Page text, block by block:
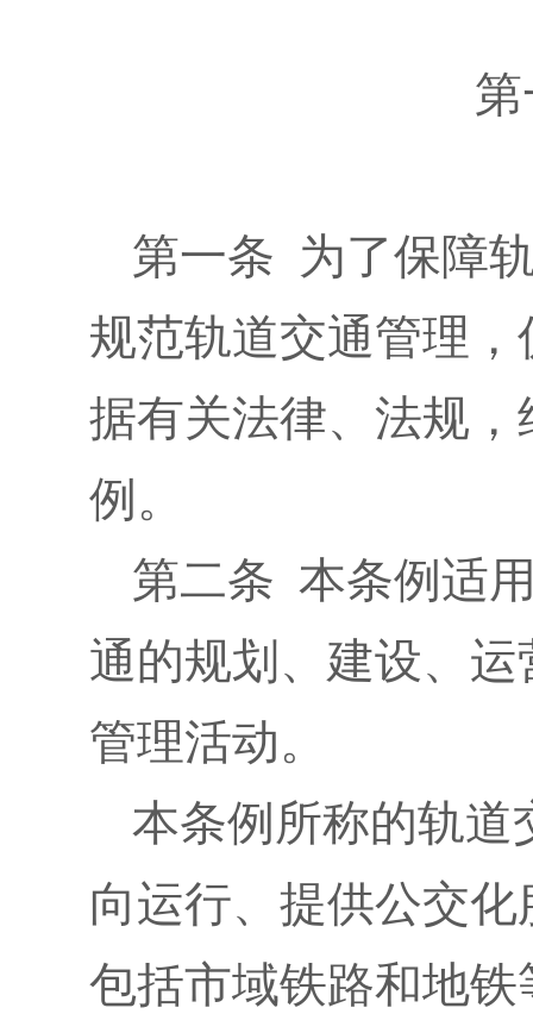
第一条 为了保障
规范轨道交通管理
据有关法律、法规
例。
第二条 本条例适
通的规划、建设、
管理活动。
本条例所称的轨道
向运行、提供公交
包括市域铁路和地铁